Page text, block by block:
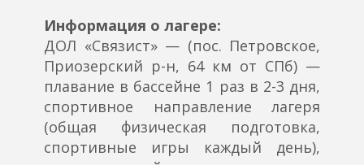
Информация о лагере:
ДОЛ «Связист» — (пос. Петровское,
Приозерский р-н, 64 км от СПб) —
плавание в бассейне 1 раз в 2-3 дня,
спортивное направление лагеря
(общая физическая подготовка,
спортивные игры каждый день),